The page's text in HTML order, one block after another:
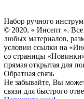
Набор ручного
© 2020, « Инсепт ».
любых материалов,
условии ссылки на
со страницы
прямая открытая для
Обратная связь
Не забывайте, Вы
связи для быстрого